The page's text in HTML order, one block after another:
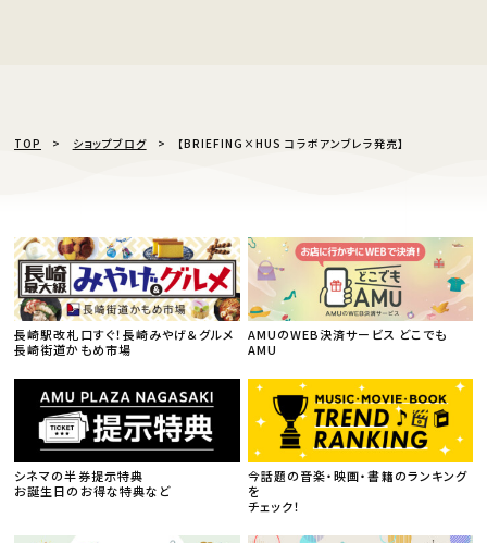
TOP ショップブログ 【BRIEFING×HUS コラボアンブレラ発売】
長崎駅改札口すぐ！長崎みやげ＆グルメ
長崎街道かもめ市場
AMUのWEB決済サービス どこでも
AMU
シネマの半券提示特典
お誕生日のお得な特典など
今話題の音楽・映画・書籍のランキング
を
チェック！